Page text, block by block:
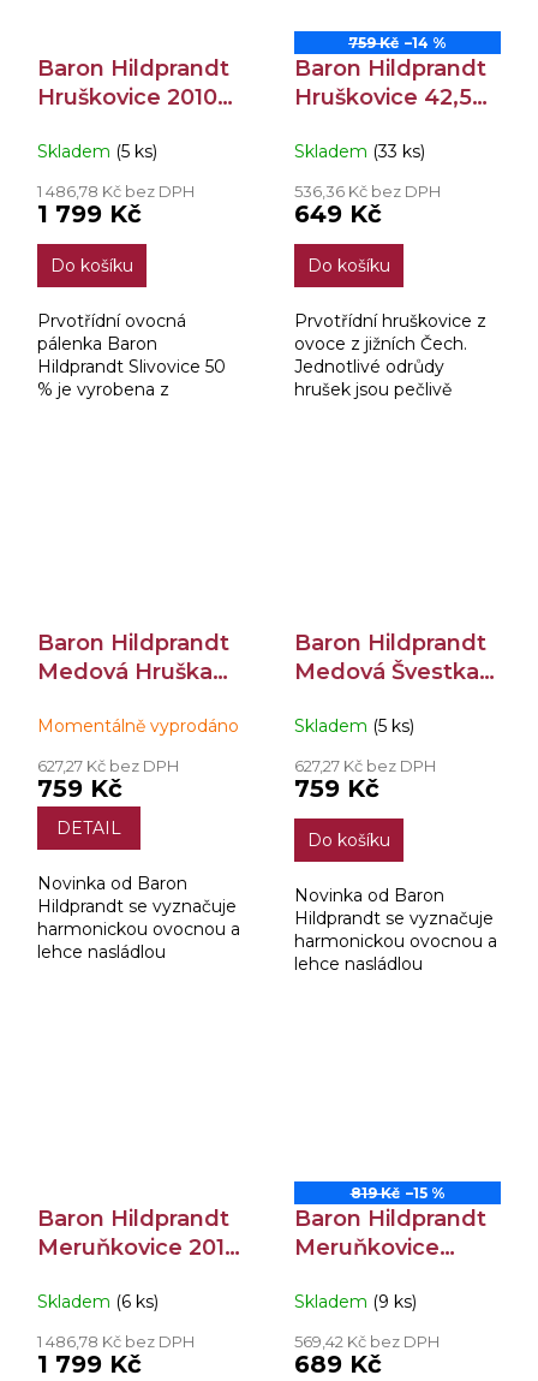
Baron Hildprandt
Hruškovice 2010
Skladem (5 ks)
1 486,78 Kč bez DPH
1 799 Kč
Do košíku
Prvotřídní ovocná
pálenka Baron
Hildprandt Slivovice 50
% je vyrobena z
759 Kč –14 %
Baron Hildprandt
Hruškovice 42,5%
Skladem (33 ks)
536,36 Kč bez DPH
649 Kč
Do košíku
Prvotřídní hruškovice z
ovoce z jižních Čech.
Jednotlivé odrůdy
hrušek jsou pečlivě
Baron Hildprandt
Medová Hruška
Momentálně vyprodáno
627,27 Kč bez DPH
759 Kč
DETAIL
Novinka od Baron
Hildprandt se vyznačuje
harmonickou ovocnou a
lehce nasládlou
Baron Hildprandt
Medová Švestka
Skladem (5 ks)
627,27 Kč bez DPH
759 Kč
Do košíku
Novinka od Baron
Hildprandt se vyznačuje
harmonickou ovocnou a
lehce nasládlou
Baron Hildprandt
Meruňkovice 2010
Skladem (6 ks)
1 486,78 Kč bez DPH
1 799 Kč
819 Kč –15 %
Baron Hildprandt
Meruňkovice
Skladem (9 ks)
569,42 Kč bez DPH
689 Kč